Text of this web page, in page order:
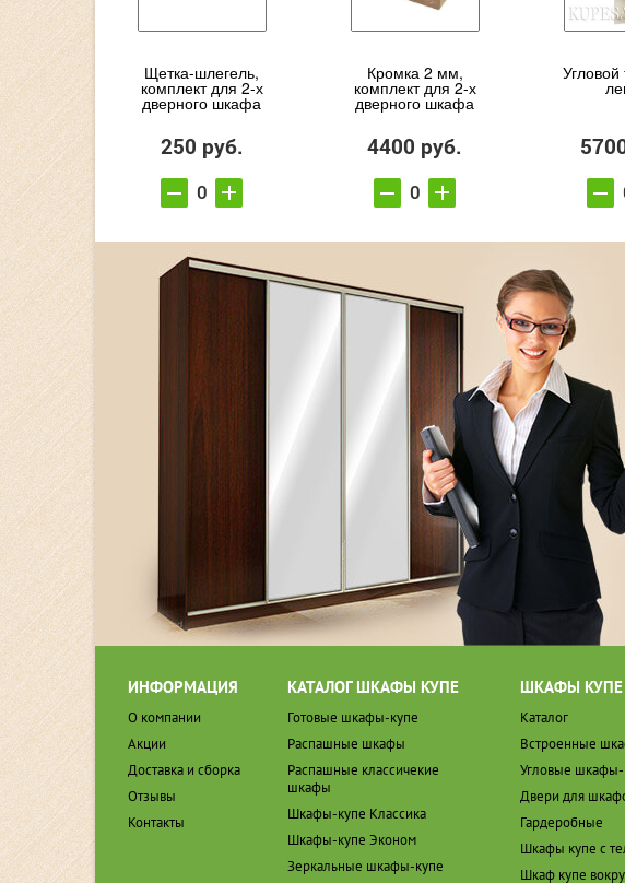
Щетка-шлегель,
комплект для 2-х
дверного шкафа
250 руб.
Кромка 2 мм,
комплект для 2-х
дверного шкафа
4400 руб.
ИНФОРМАЦИЯ
О компании
Акции
Доставка и сборка
Отзывы
Контакты
КАТАЛОГ ШКАФЫ КУПЕ
Готовые шкафы-купе
Распашные шкафы
Распашные классичекие
шкафы
Шкафы-купе Классика
Шкафы-купе Эконом
Зеркальные шкафы-купе
ШКАФЫ КУПЕ
Каталог
Встроенные
Угловые шкафы-
Двери для
Гардеробные
Шкафы купе с
Шкаф купе